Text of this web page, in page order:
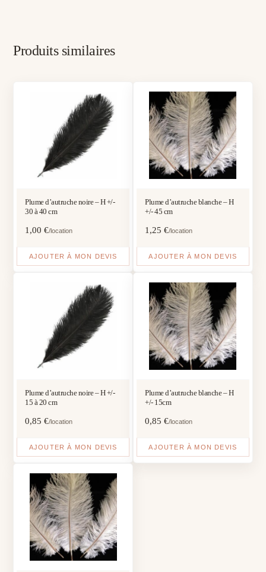
Produits similaires
Plume d’autruche noire – H +/-
30 à 40 cm
1,00€/location
AJOUTER À MON DEVIS
Plume d’autruche blanche – H
+/- 45 cm
1,25 €/location
AJOUTER À MON DEVIS
Plume d’autruche noire – H +/-
15 à 20 cm
0,85€/location
AJOUTER À MON DEVIS
Plume d’autruche blanche – H
+/- 15cm
0,85 €/location
AJOUTER À MON DEVIS